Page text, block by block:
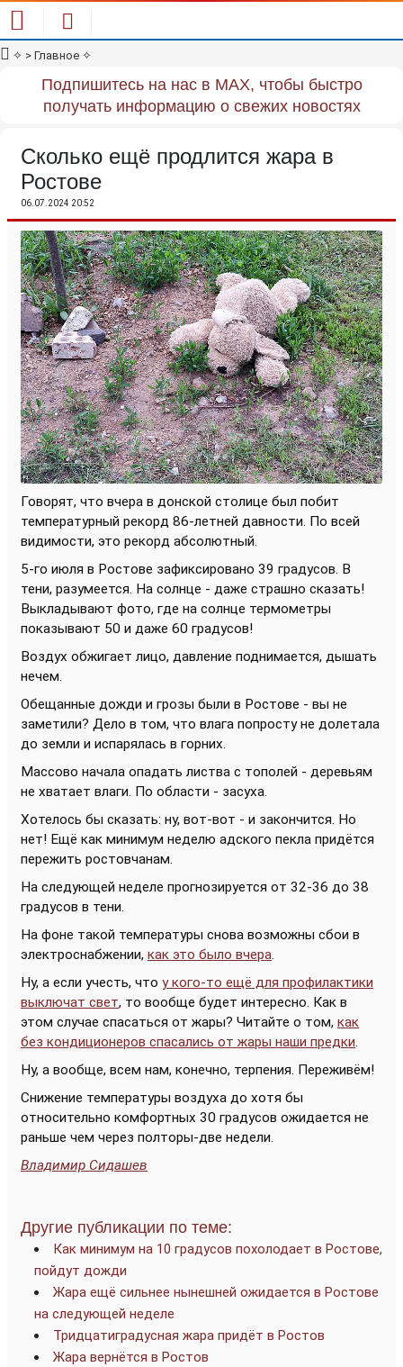
✧ > Главное ✧
Подпишитесь на нас в MAX, чтобы быстро
получать информацию о свежих новостях
Сколько ещё продлится жара в
Ростове
06.07.2024 20:52
Говорят, что вчера в донской столице был побит
температурный рекорд 86-летней давности. По всей
видимости, это рекорд абсолютный.
5-го июля в Ростове зафиксировано 39 градусов. В
тени, разумеется. На солнце - даже страшно сказать!
Выкладывают фото, где на солнце термометры
показывают 50 и даже 60 градусов!
Воздух обжигает лицо, давление поднимается, дышать
нечем.
Обещанные дожди и грозы были в Ростове - вы не
заметили? Дело в том, что влага попросту не долетала
до земли и испарялась в горних.
Массово начала опадать листва с тополей - деревьям
не хватает влаги. По области - засуха.
Хотелось бы сказать: ну, вот-вот - и закончится. Но
нет! Ещё как минимум неделю адского пекла придётся
пережить ростовчанам.
На следующей неделе прогнозируется от 32-36 до 38
градусов в тени.
На фоне такой температуры снова возможны сбои в
электроснабжении, как это было вчера
Ну, а если учесть, что у кого-то ещё для профилактики
выключат свет, то вообще будет интересно. Как в
этом случае спасаться от жары? Читайте о том, как
без кондиционеров спасались от жары наши предки
Ну, а вообще, всем нам, конечно, терпения. Переживём!
Снижение температуры воздуха до хотя бы
относительно комфортных 30 градусов ожидается не
раньше чем через полторы-две недели.
Владимир Сидашев
Другие публикации по теме:
Как минимум на 10 градусов похолодает в Ростове,
пойдут дожди
Жара ещё сильнее нынешней ожидается в Ростове
на следующей неделе
Тридцатиградусная жара придёт в Ростов
Жара вернётся в Ростов